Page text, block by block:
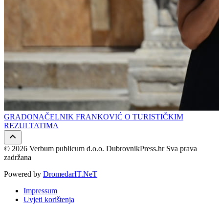
GRADONAČELNIK FRANKOVIĆ O TURISTIČKIM
REZULTATIMA
© 2026 Verbum publicum d.o.o. DubrovnikPress.hr Sva prava
zadržana
Powered by DromedarIT.NeT
Impressum
Uvjeti korištenja